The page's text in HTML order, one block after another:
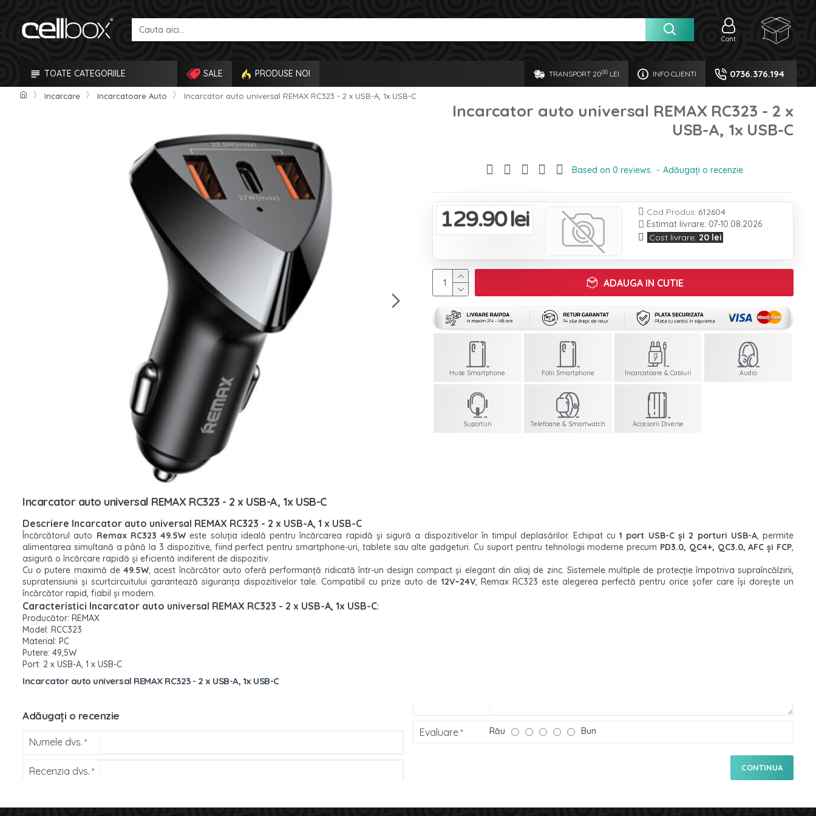
Cont
TOATE CATEGORIILE SALE PRODUSE NOI TRANSPORT 2000 LEI INFO CLIENTI 0736.376.194
Incarcare Incarcatoare Auto Incarcator auto universal REMAX RC323 - 2 x USB-A, 1x USB-C
Incarcator auto universal REMAX RC323 - 2 x
USB-A, 1x USB-C
Based on 0 reviews. - Adăugați o recenzie
129.90 lei  Cod Produs: 612604
Estimat livrare: 07-10.08.2026
Cost livrare: 20 lei
ADAUGA IN CUTIE
Huse Smartphone Folii Smartphone Incarcatoare & Cabluri Audio
Suporturi Telefoane & Smartwatch Accesorii Diverse
Incarcator auto universal REMAX RC323 - 2 x USB-A, 1x USB-C
Descriere Incarcator auto universal REMAX RC323 - 2 x USB-A, 1 x USB-C
Încărcătorul auto Remax RC323 49.5W este soluția ideală pentru încărcarea rapidă și sigură a dispozitivelor în timpul deplasărilor. Echipat cu1 port USB-C și 2 porturi USB-A, permite
alimentarea simultană a până la 3 dispozitive, fiind perfect pentru smartphone-uri, tablete sau alte gadgeturi. Cu suport pentru tehnologii moderne precum PD3.0, QC4+, QC3.0, AFC și FCP,
asigură o încărcare rapidă și eficientă indiferent de dispozitiv.
Cu o putere maximă de49.5W, acest încărcător auto oferă performanță ridicată într-un design compact și elegant din aliaj de zinc. Sistemele multiple de protecție împotriva supraîncălzirii,
supratensiunii și scurtcircuitului garantează siguranța dispozitivelor tale. Compatibil cu prize auto de 12V–24V, Remax RC323 este alegerea perfectă pentru orice șofer care își dorește un
încărcător rapid, fiabil și modern.
Caracteristici Incarcator auto universal REMAX RC323 - 2 x USB-A, 1x USB-C:
Producător: REMAX
Model: RCC323
Material: PC
Putere: 49,5W
Port: 2 x USB-A, 1 x USB-C
Incarcator auto universal REMAX RC323 - 2 x USB-A, 1x USB-C
Adăugați o recenzie
Numele dvs.
Recenzia dvs.
Evaluare Rău Bun
CONTINUA